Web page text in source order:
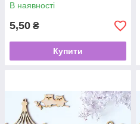
В наявності
5,50 ₴
Купити